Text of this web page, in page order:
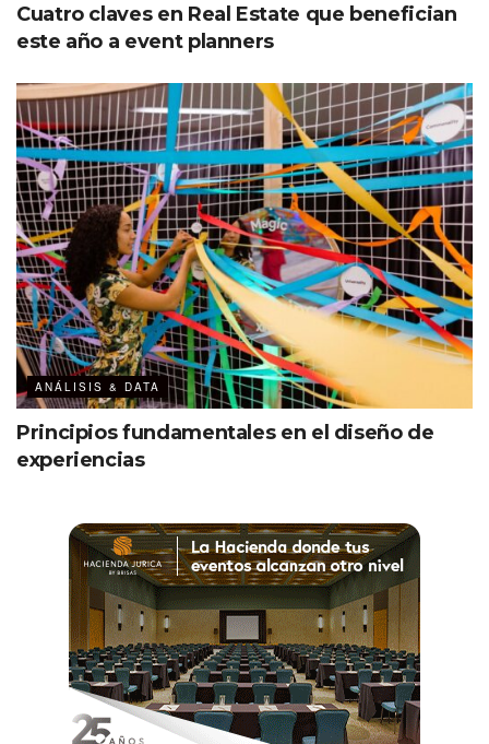
Cuatro claves en Real Estate que benefician
este año a event planners
ANÁLISIS & DATA
Principios fundamentales en el diseño de
experiencias